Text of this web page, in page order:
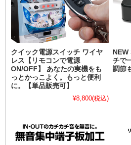
クイック電源スイッチ ワイヤ
レス【リモコンで電源
ON/OFF】 あなたの実機をも
っとかっこよく。もっと便利
に。【単品販売可】
¥8,800(税込)
チで
調節